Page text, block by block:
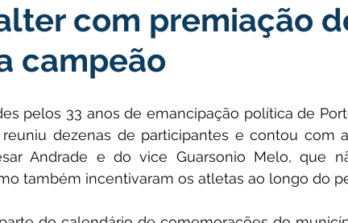
Nota de Pesar Campanhas Datas
Convênios e Parcerias
Festival do Milho Agricultura Limpeza pública
com premiação
campeão
pelos 33 anos de emancipação política de
dezenas de participantes e contou com
Andrade e do vice Guarsonio Melo, que
também incentivaram os atletas ao longo do